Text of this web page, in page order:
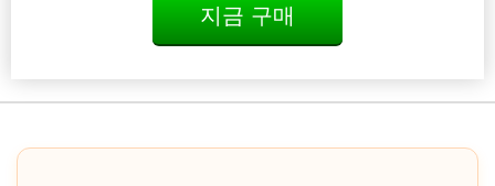
지금 구매